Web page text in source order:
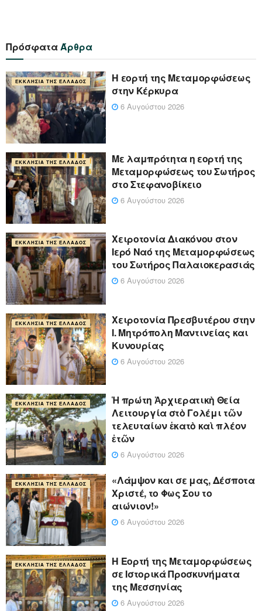
ΠρόσφαταΆρθρα
ΕΚΚΛΗΣΊΑ ΤΗΣ ΕΛΛΆΔΟΣ
Η εορτή της Μεταμορφώσεως
στην Κέρκυρα
6 Αυγούστου 2026
ΕΚΚΛΗΣΊΑ ΤΗΣ ΕΛΛΆΔΟΣ
Με λαμπρότητα η εορτή της
Μεταμορφώσεως του Σωτήρος
στο Στεφανοβίκειο
6 Αυγούστου 2026
ΕΚΚΛΗΣΊΑ ΤΗΣ ΕΛΛΆΔΟΣ
Χειροτονία Διακόνου στον
Ιερό Ναό της Μεταμορφώσεως
του Σωτήρος Παλαιοκερασιάς
6 Αυγούστου 2026
ΕΚΚΛΗΣΊΑ ΤΗΣ ΕΛΛΆΔΟΣ
Xειροτονία Πρεσβυτέρου στην
Ι. Μητρόπολη Μαντινείας και
Κυνουρίας
6 Αυγούστου 2026
ΕΚΚΛΗΣΊΑ ΤΗΣ ΕΛΛΆΔΟΣ
Ἡ πρώτη Ἀρχιερατικὴ Θεία
Λειτουργία στὸ Γολέμι τῶν
τελευταίων ἑκατὸ καὶ πλέον
ἐτῶν
6 Αυγούστου 2026
ΕΚΚΛΗΣΊΑ ΤΗΣ ΕΛΛΆΔΟΣ
«Λάμψον και σε μας, Δέσποτα
Χριστέ, το Φως Σου το
αιώνιον!»
6 Αυγούστου 2026
ΕΚΚΛΗΣΊΑ ΤΗΣ ΕΛΛΆΔΟΣ
Η Εορτή της Μεταμορφώσεως
σε Ιστορικά Προσκυνήματα
της Μεσσηνίας
6 Αυγούστου 2026